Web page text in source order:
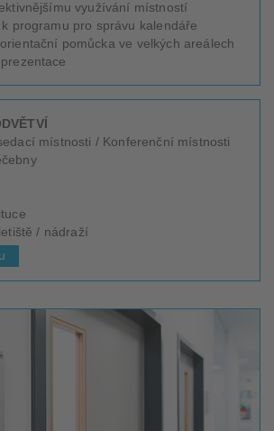
využívání místností
programu pro správu kalendáře
pomůcka ve velkých areálech
místnosti / Konferenční místnosti
/ nádraží